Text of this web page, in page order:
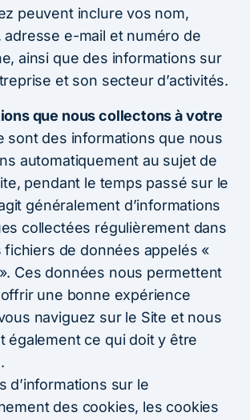
peuvent inclure vos nom,
adresse e-mail et numéro de
ainsi que des informations sur
et son secteur d’activités.
que nous collectons à votre
sont des informations que nous
automatiquement au sujet de
pendant le temps passé sur le
généralement d’informations
collectées régulièrement dans
fichiers de données appelés «
Ces données nous permettent
une bonne expérience
naviguez sur le Site et nous
également ce qui doit y être
d’informations sur le
des cookies, les cookies